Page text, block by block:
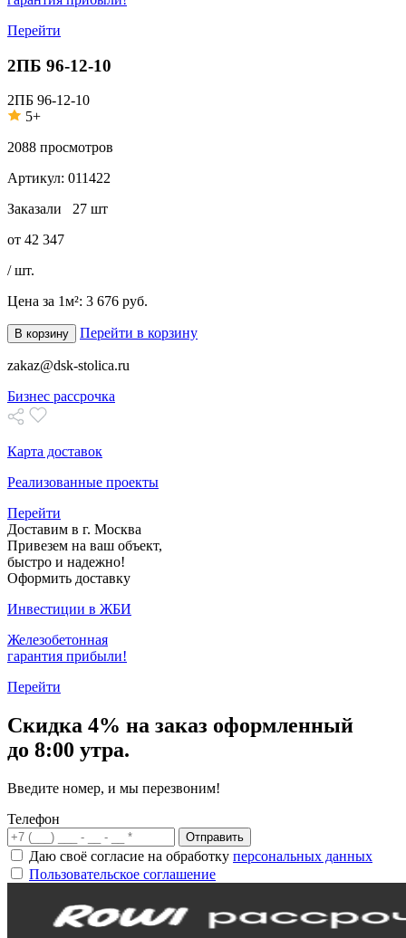
Перейти
2ПБ 96-12-10
2ПБ 96-12-10
5+
2088 просмотров
Артикул: 011422
Заказали 27 шт
от 42 347
/ шт.
Цена за 1м²: 3 676 руб.
В корзину Перейти в корзину
zakaz@dsk-stolica.ru
Бизнес рассрочка
Карта доставок
Реализованные проекты
Перейти
Доставим в г. Москва
Привезем на ваш объект,
быстро и надежно!
Оформить доставку
Инвестиции в ЖБИ
Железобетонная
гарантия прибыли!
Перейти
Скидка 4% на заказ оформленный
до 8:00 утра.
Введите номер, и мы перезвоним!
Телефон
Отправить
Даю своё согласие на обработку персональных данных
Пользовательское соглашение